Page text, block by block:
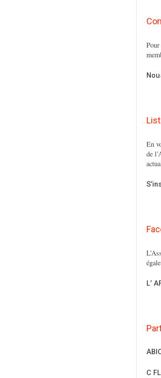
En
de
L’
C